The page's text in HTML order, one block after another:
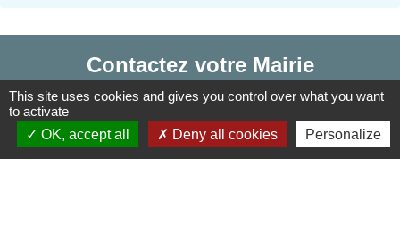
Contactez votre Mairie
Commune d'Haudivillers
5, rue de l'Église
60510 Haudivillers - FRANCE
This site uses cookies and gives you control over what you want
to activate
OK, accept all
Deny all cookies Personalize